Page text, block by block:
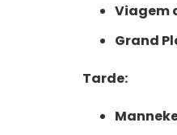
Viagem
Grand
Tarde: